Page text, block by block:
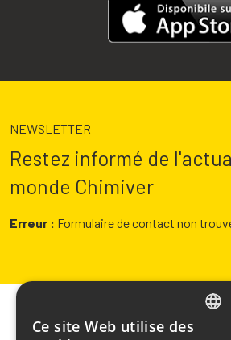
NEWSLETTER
Restez informé de
monde Chimiver
Erreur : Formulaire de contact non
Ce site Web utilise des